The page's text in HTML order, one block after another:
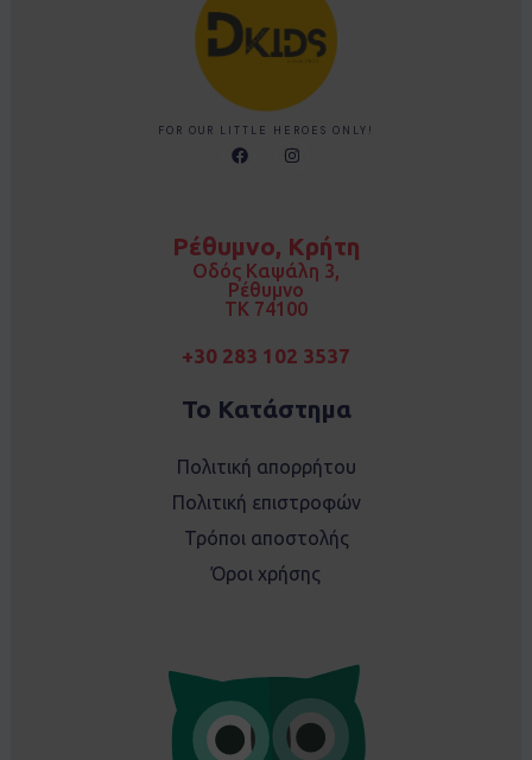
FOR OUR LITTLE HEROES ONLY!
F
a
o
I
n
r
a
m
Ρέθυμνο, Κρήτη
Οδός Καψάλη 3,
Ρέθυμνο
TK 74100
+30 283 102 3537
Το Κατάστημα
Πολιτική απορρήτου
Πολιτική επιστροφών
Τρόποι αποστολής
Όροι χρήσης